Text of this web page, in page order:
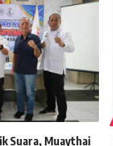
Suara, Muaythai